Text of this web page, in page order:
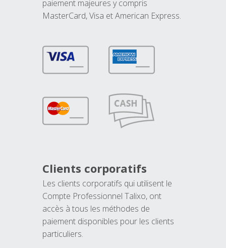
paiement majeures y compris
MasterCard, Visa et American Express.
Clients corporatifs
Les clients corporatifs qui utilisent le
Compte Professionnel Talixo, ont
accès à tous les méthodes de
paiement disponibles pour les clients
particuliers.